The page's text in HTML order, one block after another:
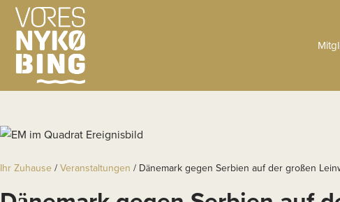
Ihr Zuhause / Veranstaltungen / Dänemark gegen Serbien auf der großen